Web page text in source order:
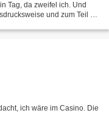
Tag, da zweifel ich. Und
und zum Teil an
ich wäre im Casino. Die